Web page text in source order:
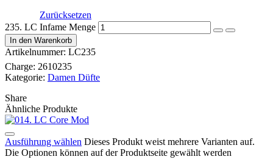
Zurücksetzen
235. LC Infame Menge
In den Warenkorb
Artikelnummer: LC235
Charge: 2610235
Kategorie: Damen Düfte
Share
Ähnliche Produkte
Ausführung wählen Dieses Produkt weist mehrere Varianten auf.
Die Optionen können auf der Produktseite gewählt werden